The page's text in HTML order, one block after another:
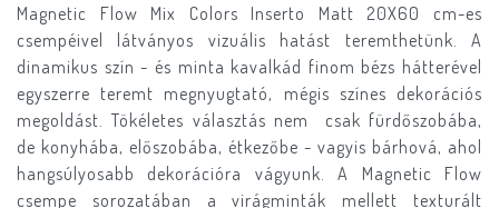
Magnetic Flow Mix Colors Inserto Matt 20X60 cm-es
csempéivel látványos vizuális hatást teremthetünk. A
dinamikus szín - és minta kavalkád finom bézs hátterével
egyszerre teremt megnyugtató, mégis színes dekorációs
megoldást. Tökéletes választás nem csak fürdőszobába,
de konyhába, előszobába, étkezőbe - vagyis bárhová, ahol
hangsúlyosabb dekorációra vágyunk. A Magnetic Flow
csempe sorozatában a virágminták mellett texturált